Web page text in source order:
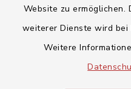
Website zu ermöglichen.
weiterer Dienste wird
Weitere